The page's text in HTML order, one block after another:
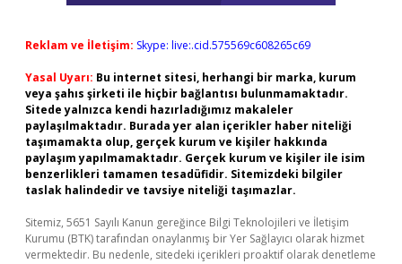
Reklam ve İletişim: Skype: live:.cid.575569c608265c69
Yasal Uyarı: Bu internet sitesi, herhangi bir marka, kurum
veya şahıs şirketi ile hiçbir bağlantısı bulunmamaktadır.
Sitede yalnızca kendi hazırladığımız makaleler
paylaşılmaktadır. Burada yer alan içerikler haber niteliği
taşımamakta olup, gerçek kurum ve kişiler hakkında
paylaşım yapılmamaktadır. Gerçek kurum ve kişiler ile isim
benzerlikleri tamamen tesadüfidir. Sitemizdeki bilgiler
taslak halindedir ve tavsiye niteliği taşımazlar.
Sitemiz, 5651 Sayılı Kanun gereğince Bilgi Teknolojileri ve İletişim
Kurumu (BTK) tarafından onaylanmış bir Yer Sağlayıcı olarak hizmet
vermektedir. Bu nedenle, sitedeki içerikleri proaktif olarak denetleme